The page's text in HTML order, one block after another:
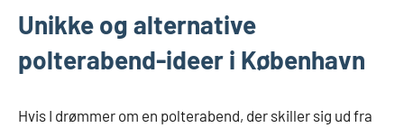
Unikke og alternative
polterabend-ideer i København
Hvis I drømmer om en polterabend, der skiller sig ud fra